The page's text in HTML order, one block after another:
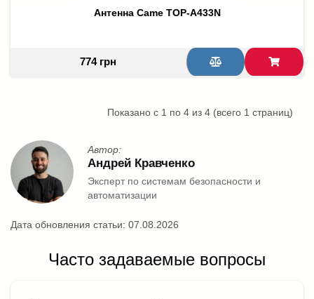
Антенна Came TOP-A433N
774 грн
Показано с 1 по 4 из 4 (всего 1 страниц)
Автор:
Андрей Кравченко
Эксперт по системам безопасности и
автоматизации
Дата обновления статьи: 07.08.2026
Часто задаваемые вопросы